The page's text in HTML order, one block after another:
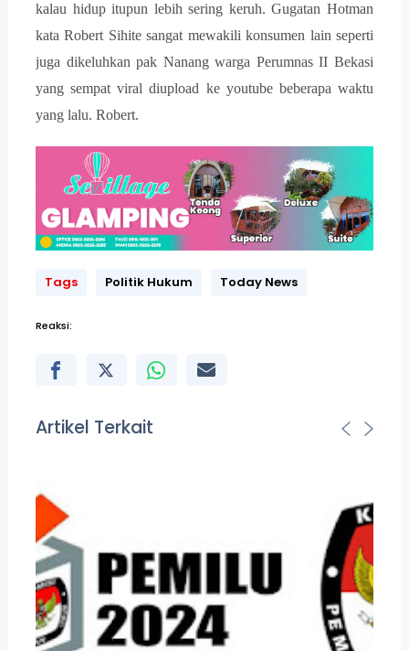
kalau hidup itupun lebih sering keruh. Gugatan Hotman
kata Robert Sihite sangat mewakili konsumen lain seperti
juga dikeluhkan pak Nanang warga Perumnas II Bekasi
yang sempat viral diupload ke youtube beberapa waktu
yang lalu. Robert.
Tags Politik Hukum Today News
Reaksi:
Artikel Terkait